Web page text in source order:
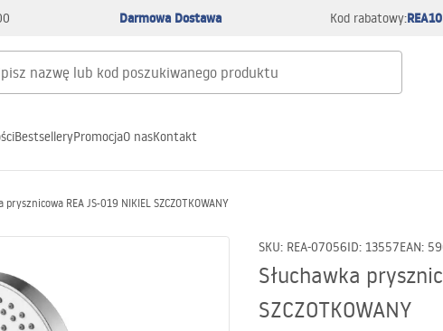
Darmowa Dostawa Kod rabatowy:REA10
BestselleryPromocjaO nasKontakt
prysznicowa REA JS-019 NIKIEL SZCZOTKOWANY
SKU: REA-07056ID: 13557EAN:
Słuchawka
SZCZOTKOWANY